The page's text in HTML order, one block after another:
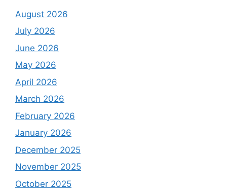
August 2026
July 2026
June 2026
May 2026
April 2026
March 2026
February 2026
January 2026
December 2025
November 2025
October 2025